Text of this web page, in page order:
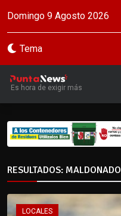
Domingo 9 Agosto 2026
Tema
Es hora de exigir más
RESULTADOS: MALDONADO
LOCALES